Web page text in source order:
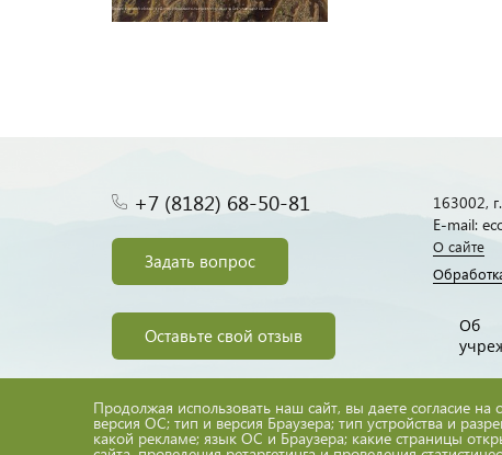
+7 (8182) 68-50-81
Задать вопрос
Оставьте свой отзыв
163002,
E-mail:
О сайте
Об
Продолжая использовать наш сайт, вы даете согласие
версия ОС; тип и версия Браузера; тип устройства и
какой рекламе; язык ОС и Браузера; какие страницы